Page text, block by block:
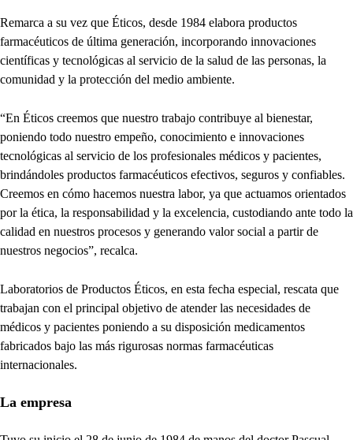
Remarca a su vez que Éticos, desde 1984 elabora productos
farmacéuticos de última generación, incorporando innovaciones
científicas y tecnológicas al servicio de la salud de las personas, la
comunidad y la protección del medio ambiente.
“En Éticos creemos que nuestro trabajo contribuye al bienestar,
poniendo todo nuestro empeño, conocimiento e innovaciones
tecnológicas al servicio de los profesionales médicos y pacientes,
brindándoles productos farmacéuticos efectivos, seguros y confiables.
Creemos en cómo hacemos nuestra labor, ya que actuamos orientados
por la ética, la responsabilidad y la excelencia, custodiando ante todo la
calidad en nuestros procesos y generando valor social a partir de
nuestros negocios”, recalca.
Laboratorios de Productos Éticos, en esta fecha especial, rescata que
trabajan con el principal objetivo de atender las necesidades de
médicos y pacientes poniendo a su disposición medicamentos
fabricados bajo las más rigurosas normas farmacéuticas
internacionales.
La empresa